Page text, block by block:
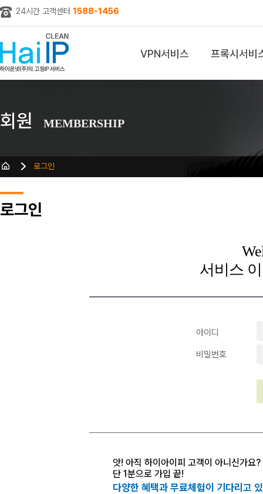
24시간 고객센터 1588-1456
VPN서비스 프록시서비
회원 MEMBERSHIP
로그인
로그인
서비스
아이디
비밀번호
앗! 아직 하이아이피 고객이 아니신가요?
단 1분으로 가입 끝!
다양한 혜택과 무료체험이 기다리고